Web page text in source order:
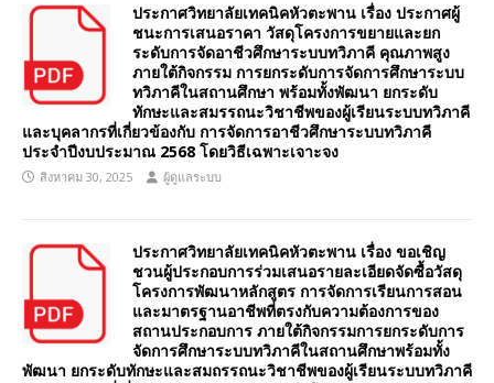
ประกาศวิทยาลัยเทคนิคหัวตะพาน เรื่อง ประกาศผู้
ชนะการเสนอราคา วัสดุโครงการขยายและยก
ระดับการจัดอาชีวศึกษาระบบทวิภาคี คุณภาพสูง
ภายใต้กิจกรรม การยกระดับการจัดการศึกษาระบบ
ทวิภาคีในสถานศึกษา พร้อมทั้งพัฒนา ยกระดับ
ทักษะและสมรรถนะวิชาชีพของผู้เรียนระบบทวิภาคี
และบุคลากรที่เกี่ยวข้องกับ การจัดการอาชีวศึกษาระบบทวิภาคี
ประจำปีงบประมาณ 2568 โดยวิธีเฉพาะเจาะจง
สิงหาคม 30, 2025 ผู้ดูแลระบบ
ประกาศวิทยาลัยเทคนิคหัวตะพาน เรื่อง ขอเชิญ
ชวนผู้ประกอบการร่วมเสนอรายละเอียดจัดซื้อวัสดุ
โครงการพัฒนาหลักสูตร การจัดการเรียนการสอน
และมาตรฐานอาชีพที่ตรงกับความต้องการของ
สถานประกอบการ ภายใต้กิจกรรมการยกระดับการ
จัดการศึกษาระบบทวิภาคีในสถานศึกษาพร้อมทั้ง
พัฒนา ยกระดับทักษะและสมถรรถนะวิชาชีพของผู้เรียนระบบทวิภาคี